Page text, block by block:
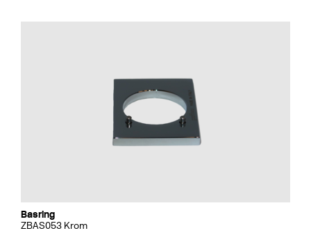
Basring
ZBAS053 Krom